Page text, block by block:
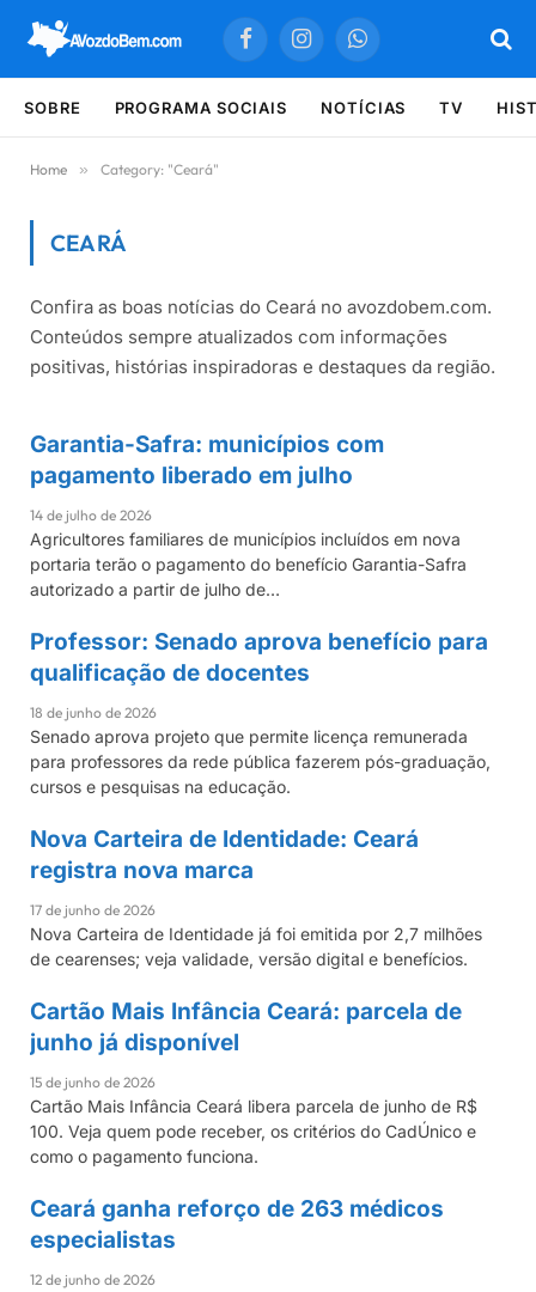
FacebookInstagramWhatsApp
SOBRE PROGRAMA SOCIAIS NOTÍCIAS TV
Home » Category: "Ceará"
CEARÁ
Últimas notícias sobre Ceará
Confira as boas notícias do Ceará no avozdobem.com.
Conteúdos sempre atualizados com informações
positivas, histórias inspiradoras e destaques da região.
CEARÁ
Garantia-Safra: municípios com
pagamento liberado em julho
14 de julho de 2026
Agricultores familiares de municípios incluídos em nova
portaria terão o pagamento do benefício Garantia-Safra
autorizado a partir de julho de…
CEARÁ
Professor: Senado aprova benefício para
qualificação de docentes
18 de junho de 2026
Senado aprova projeto que permite licença remunerada
para professores da rede pública fazerem pós-graduação,
cursos e pesquisas na educação.
CEARÁ
Nova Carteira de Identidade: Ceará
registra nova marca
17 de junho de 2026
Nova Carteira de Identidade já foi emitida por 2,7 milhões
de cearenses; veja validade, versão digital e benefícios.
CARTÃO MAIS INFÂNCIA CEARÁ
Cartão Mais Infância Ceará: parcela de
junho já disponível
15 de junho de 2026
Cartão Mais Infância Ceará libera parcela de junho de R$
100. Veja quem pode receber, os critérios do CadÚnico e
como o pagamento funciona.
CEARÁ
Ceará ganha reforço de 263 médicos
especialistas
12 de junho de 2026